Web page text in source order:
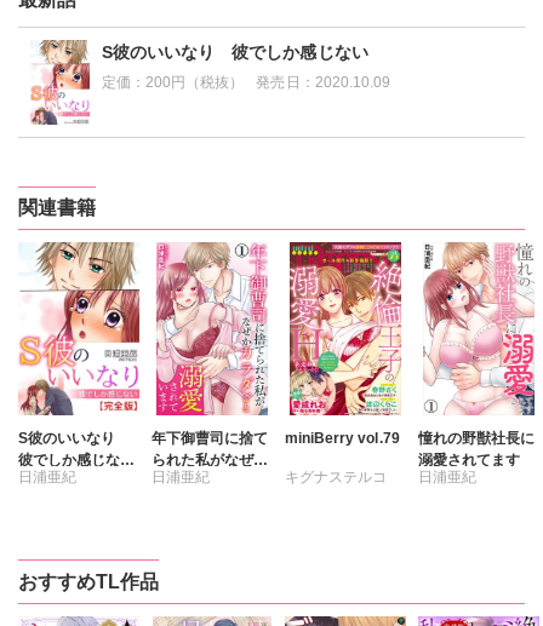
S彼のいいなり 彼でしか感じない
定価：200円（税抜） 発売日： 2020.10.09
関連書籍
S彼のいいなり
彼でしか感じない
【完全版】
日浦亜紀
年下御曹司に捨て
られた私がなぜか
カラダごと溺愛さ
日浦亜紀
miniBerry vol.79
キグナステルコ
日浦亜紀
憧れの野獣社長に
溺愛されてます
日浦亜紀
おすすめTL作品